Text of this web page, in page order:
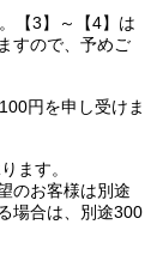
【3】～【4】は
すので、予めご
円を申し受けま
ます。
のお客様は別途
場合は、別途300